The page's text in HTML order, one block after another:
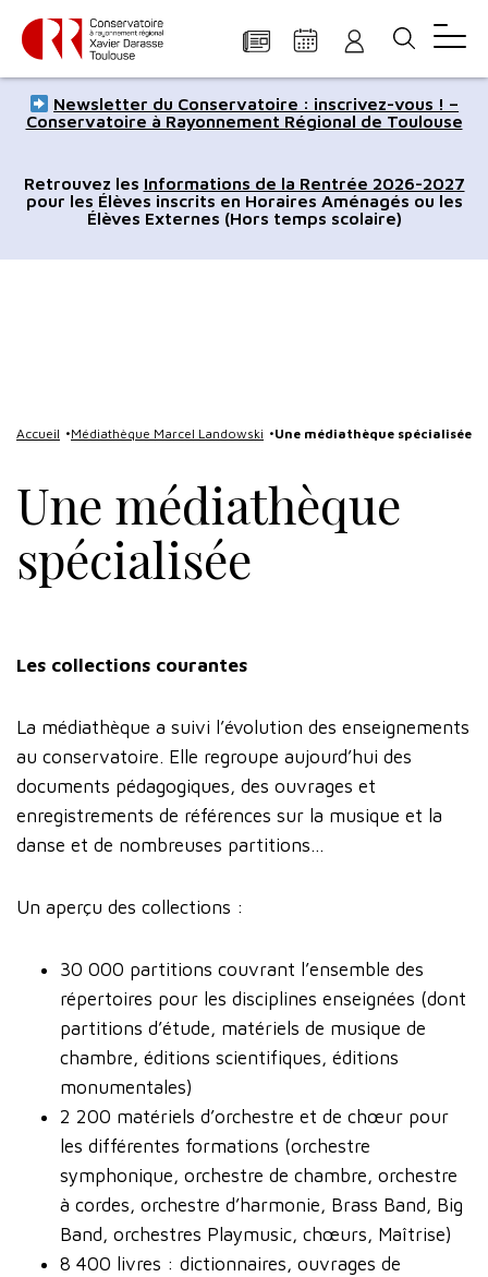
Panneau de gestion des cookies
Aller
au
principal
à
navigation
à
recherche
au
de
page
au
du
site
Newsletter du Conservatoire : inscrivez-vous ! –
Conservatoire à Rayonnement Régional de Toulouse
Retrouvez les Informations de la Rentrée 2026-2027
pour les Élèves inscrits en Horaires Aménagés ou les
Élèves Externes (Hors temps scolaire)
Accueil Médiathèque Marcel Landowski Une médiathèque spécialisée
Une médiathèque
spécialisée
Les collections courantes
La médiathèque a suivi l’évolution des enseignements
au conservatoire. Elle regroupe aujourd’hui des
documents pédagogiques, des ouvrages et
enregistrements de références sur la musique et la
danse et de nombreuses partitions…
Un aperçu des collections :
30 000 partitions couvrant l’ensemble des
répertoires pour les disciplines enseignées (dont
partitions d’étude, matériels de musique de
chambre, éditions scientifiques, éditions
monumentales)
2 200 matériels d’orchestre et de chœur pour
les différentes formations (orchestre
symphonique, orchestre de chambre, orchestre
à cordes, orchestre d’harmonie, Brass Band, Big
Band, orchestres Playmusic, chœurs, Maîtrise)
8 400 livres : dictionnaires, ouvrages de